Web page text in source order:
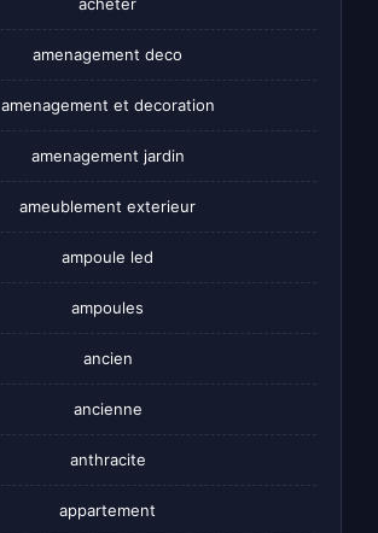
amenagement deco
amenagement et decoration
amenagement jardin
ameublement exterieur
ampoule led
ampoules
ancien
ancienne
anthracite
appartement